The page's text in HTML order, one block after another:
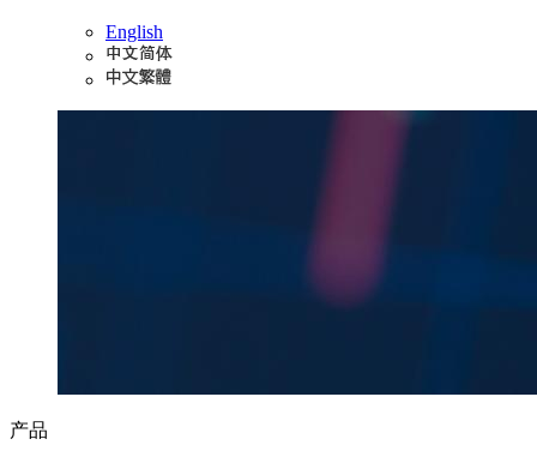
English
产品